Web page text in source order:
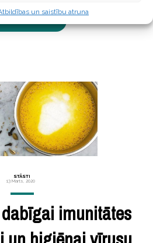
un saistību atruna
STĀSTI
13 Marts, 2020
imunitātes